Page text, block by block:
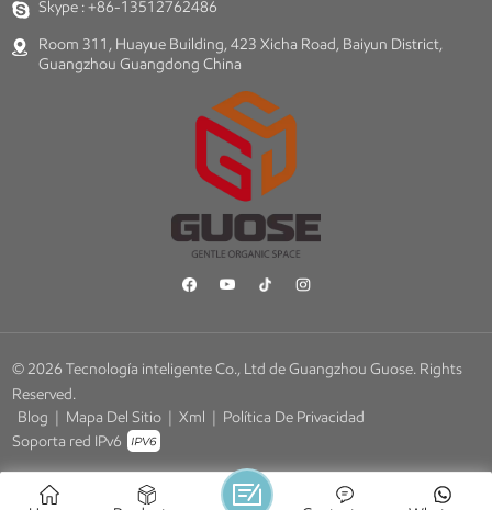
Skype :+86-13512762486
Room 311, Huayue Building, 423 Xicha Road, Baiyun District,
Guangzhou Guangdong China
© 2026 Tecnología inteligente Co., Ltd de Guangzhou Guose. Rights
Reserved.
Blog | Mapa Del Sitio | Xml | Política De Privacidad
Soporta red IPv6